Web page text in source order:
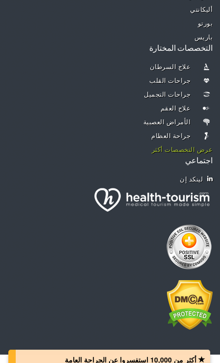
أليكانتي
بورتو
باريس
التخصصات المختارة
علاج السرطان
جراحات القلب
جراحات التجميل
علاج العقم
الأمراض العصبية
جراحة العظام
عرض التخصصات أكثر
اجتماعي
لينكد إن
أكثر من 10,000 استفسروا عن الجراحة العامة